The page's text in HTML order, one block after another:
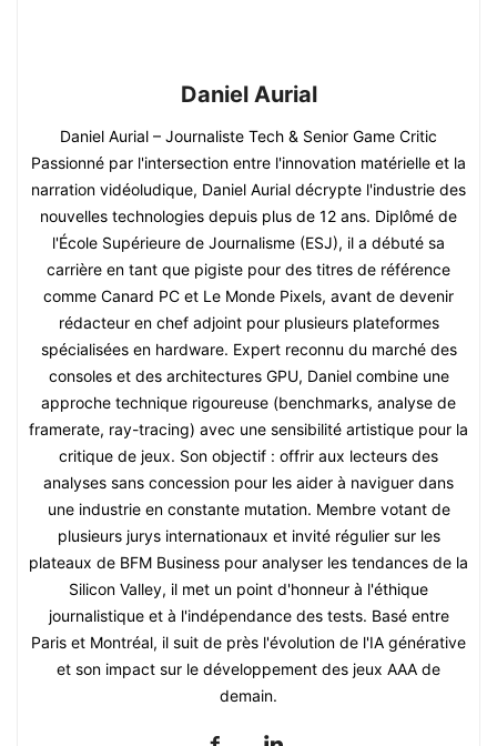
Daniel Aurial
Daniel Aurial – Journaliste Tech & Senior Game Critic
Passionné par l'intersection entre l'innovation matérielle et la
narration vidéoludique, Daniel Aurial décrypte l'industrie des
nouvelles technologies depuis plus de 12 ans. Diplômé de
l'École Supérieure de Journalisme (ESJ), il a débuté sa
carrière en tant que pigiste pour des titres de référence
comme Canard PC et Le Monde Pixels, avant de devenir
rédacteur en chef adjoint pour plusieurs plateformes
spécialisées en hardware. Expert reconnu du marché des
consoles et des architectures GPU, Daniel combine une
approche technique rigoureuse (benchmarks, analyse de
framerate, ray-tracing) avec une sensibilité artistique pour la
critique de jeux. Son objectif : offrir aux lecteurs des
analyses sans concession pour les aider à naviguer dans
une industrie en constante mutation. Membre votant de
plusieurs jurys internationaux et invité régulier sur les
plateaux de BFM Business pour analyser les tendances de la
Silicon Valley, il met un point d'honneur à l'éthique
journalistique et à l'indépendance des tests. Basé entre
Paris et Montréal, il suit de près l'évolution de l'IA générative
et son impact sur le développement des jeux AAA de
demain.